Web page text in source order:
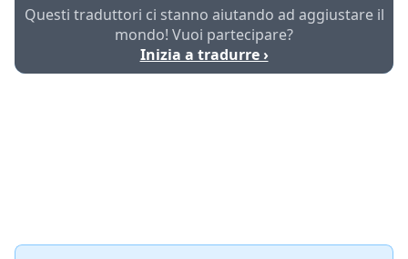
Questi traduttori ci stanno aiutando ad aggiustare il
mondo! Vuoi partecipare?
Inizia a tradurre ›